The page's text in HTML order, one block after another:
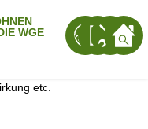
WGE
etc.